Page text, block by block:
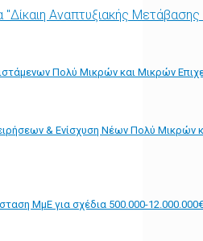
"Δίκαιη Αναπτυξιακής
Πολύ Μικρών και Μικρών
& Ενίσχυση Νέων Πολύ Μικρών
ΜμΕ για σχέδια 500.000-